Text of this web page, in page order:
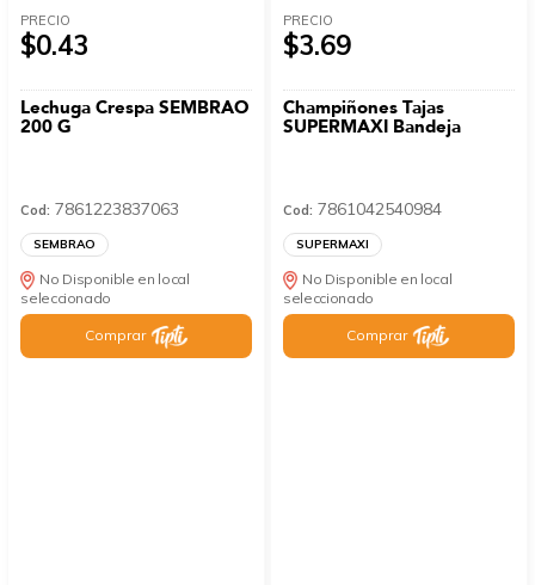
PRECIO
$0.43
Lechuga Crespa SEMBRAO
200 G
Cod: 7861223837063
SEMBRAO
No Disponible en local
seleccionado
Comprar
PRECIO
$3.69
Champiñones Tajas
SUPERMAXI Bandeja
Cod: 7861042540984
SUPERMAXI
No Disponible en local
seleccionado
Comprar